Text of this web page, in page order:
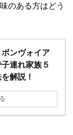
のある方はどう
ボンヴォイア
連れ家族５
解説！